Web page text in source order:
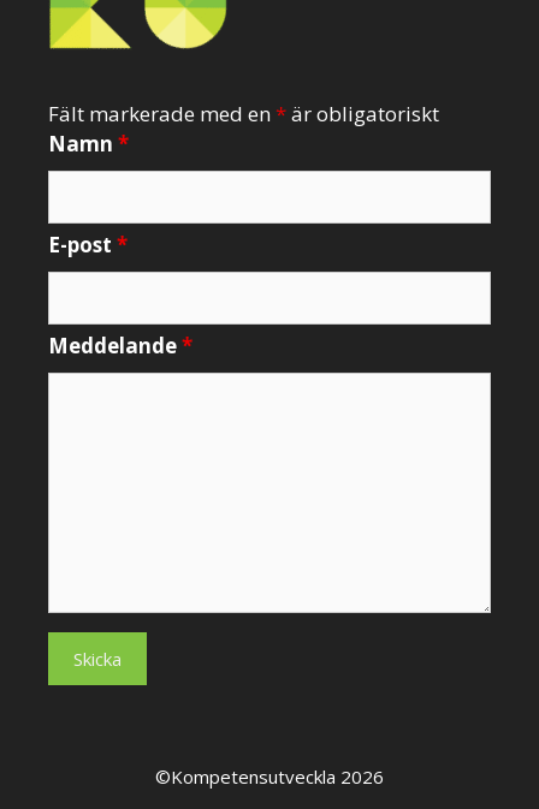
Fält markerade med en*är obligatoriskt
Namn *
E-post *
Meddelande*
©Kompetensutveckla 2026